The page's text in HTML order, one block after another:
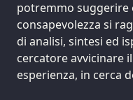
potremmo suggerire
consapevolezza si
di analisi, sintesi ed
cercatore avvicinare
esperienza, in cerca